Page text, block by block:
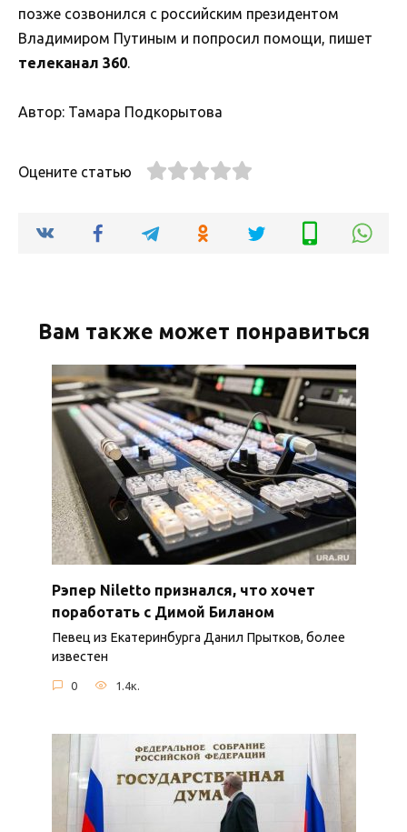
позже созвонился с российским президентом
Владимиром Путиным и попросил помощи, пишет
телеканал 360.
Автор: Тамара Подкорытова
Оцените статью
Вам также может понравиться
Рэпер Niletto признался, что хочет
поработать с Димой Биланом
Певец из Екатеринбурга Данил Прытков, более
известен
0 1.4к.